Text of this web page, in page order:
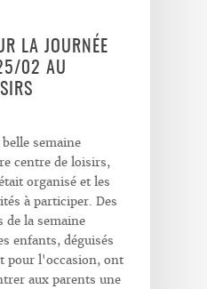
LA JOURNÉE
02 AU
semaine
centre de loisirs,
organisé et les
à participer. Des
de la semaine
enfants, déguisés
pour l'occasion, ont
aux parents une